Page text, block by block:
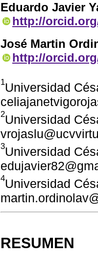
Eduardo Javier
http://
José Martin
http://
1Universidad
2Universidad
3Universidad
4Universidad
RESUMEN